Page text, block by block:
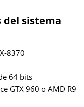
del sistema
8370
64 bits
GTX 960 o AMD R9